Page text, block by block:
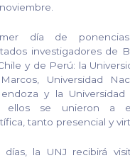
día de ponencias
investigadores de
y de Perú: la
Universidad
y la Universidad
ellos se unieron a
tanto presencial y
días, la UNJ recibirá